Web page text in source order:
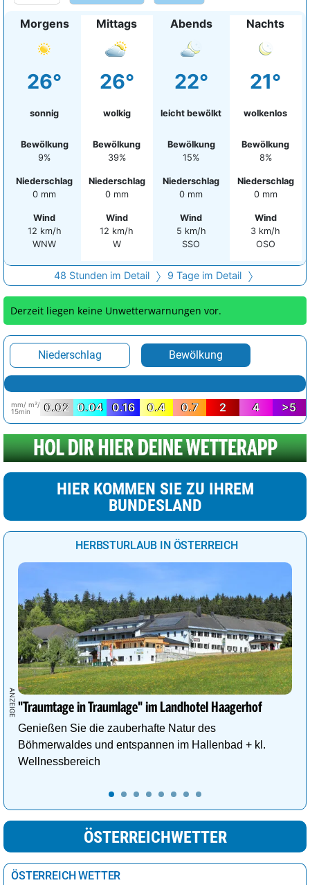
Morgens
26°
sonnig
Bewölkung
9%
Niederschlag
0 mm
Wind
12 km/h
WNW
Mittags
26°
wolkig
Bewölkung
39%
Niederschlag
0 mm
Wind
12 km/h
W
Abends
22°
leicht bewölkt
Bewölkung
15%
Niederschlag
0 mm
Wind
5 km/h
SSO
Nachts
21°
wolkenlos
Bewölkung
8%
Niederschlag
0 mm
Wind
3 km/h
OSO
48 Stunden im Detail 9 Tage im Detail
Derzeit liegen keine Unwetterwarnungen vor.
Niederschlag Bewölkung
mm/ m²/
15min
0.02 0.04 0.16 0.4 0.7 2 4 >5
HIER KOMMEN SIE ZU IHREM
BUNDESLAND
HERBSTURLAUB IN ÖSTERREICH
"Traumtage in Traumlage" im Landhotel Haagerhof
Genießen Sie die zauberhafte Natur des
Böhmerwaldes und entspannen im Hallenbad + kl.
Wellnessbereich
ÖSTERREICHWETTER
ÖSTERREICH WETTER